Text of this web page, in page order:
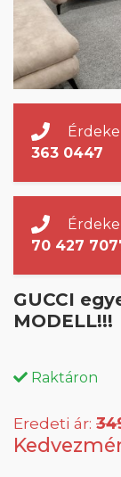
363 0447
70 427
GUCCI
MODELL!!!
Raktáron
Eredeti ár: